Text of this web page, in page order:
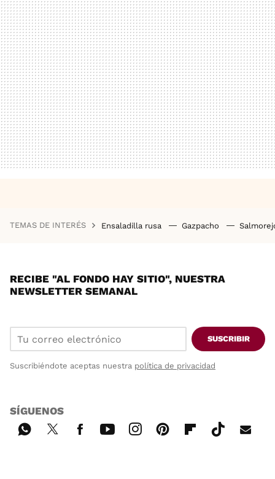
TEMAS DE INTERÉS Ensaladilla rusa Gazpacho
RECIBE "AL FONDO HAY SITIO", NUESTRA
NEWSLETTER SEMANAL
SUSCRIBIR
Suscribiéndote aceptas nuestra política de privacidad
SÍGUENOS